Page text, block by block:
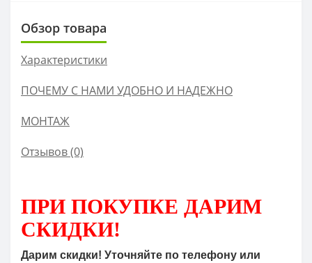
Обзор товара
Характеристики
ПОЧЕМУ С НАМИ УДОБНО И НАДЕЖНО
МОНТАЖ
Отзывов (0)
ПРИ ПОКУПКЕ ДАРИМ
СКИДКИ!
Дарим скидки! Уточняйте по телефону или